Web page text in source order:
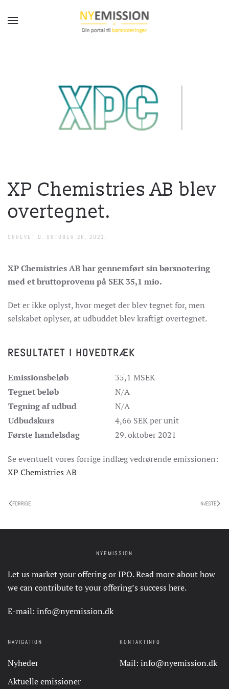
Gå til hovedindhold
XP Chemistries AB blev
overtegnet.
SKREVET D. OKTOBER 26, 2021
XP Chemistries AB har gennemført sin børsnotering
med et bruttoprovenu på SEK 35,1 mio.
Det er ikke oplyst, hvor meget der blev tegnet for, men
selskabet oplyser, at udbuddet blev kraftigt overtegnet.
RESULTATET I HOVEDTRÆK
Emissionsbeløb
35,1 MSEK
Tegnet beløb
N/A
Tegning af udbud
N/A
Udbudskurs
4,66 SEK per unit
Første handelsdag
29. oktober 2021
Se eventuelt vores forrige indlæg vedrørende emissionen:
XP Chemistries AB
FORRIGE NÆSTE
NYEMISSION
Let us market your offering or IPO. Read more about how
we can contribute to your offering’s success here.
E-mail: info@nyemission.dk
NAVIGATION
Nyheder
Aktuelle emissioner
KONTAKTINFO
Mail: info@nyemission.dk